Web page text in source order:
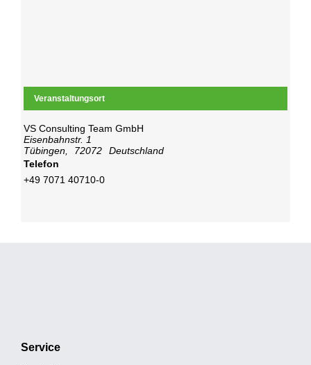
Veranstaltungsort
VS Consulting Team GmbH
Eisenbahnstr. 1
Tübingen, 72072
Deutschland
Telefon
+49 7071 40710-0
Service